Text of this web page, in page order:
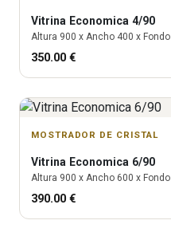
Vitrina Economica 4/90
Altura 900 x Ancho 400 x Fondo
350.00 €
MOSTRADOR DE CRISTAL
Vitrina Economica 6/90
Altura 900 x Ancho 600 x Fondo
390.00 €